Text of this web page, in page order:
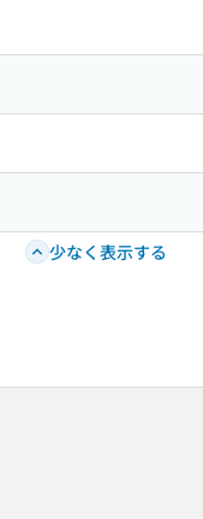
少なく表示する